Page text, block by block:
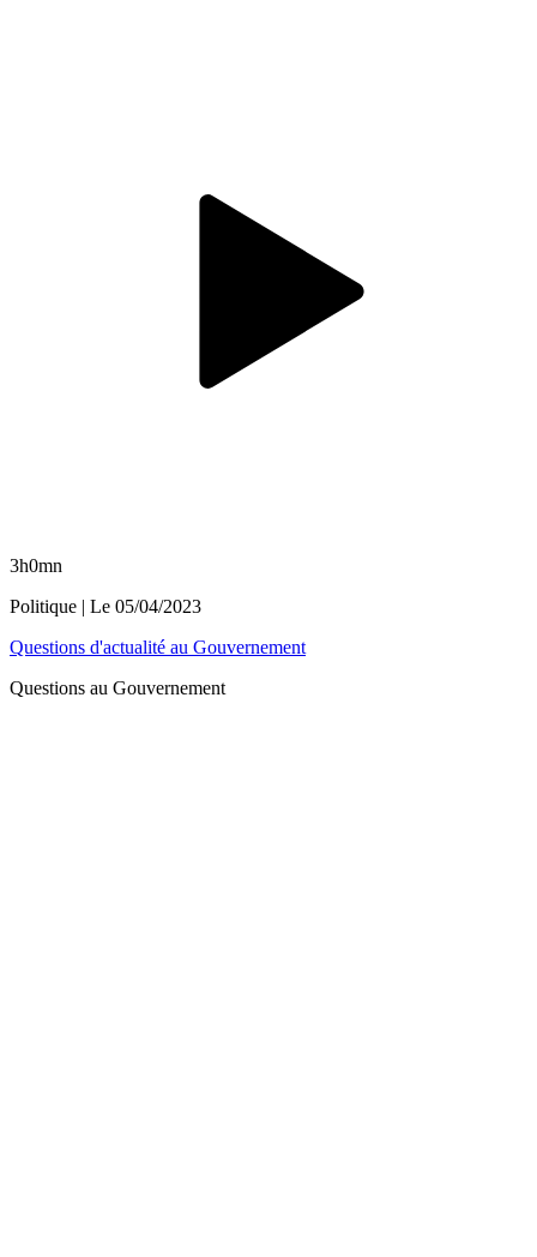
3h0mn
Politique | Le 05/04/2023
Questions d'actualité au Gouvernement
Questions au Gouvernement